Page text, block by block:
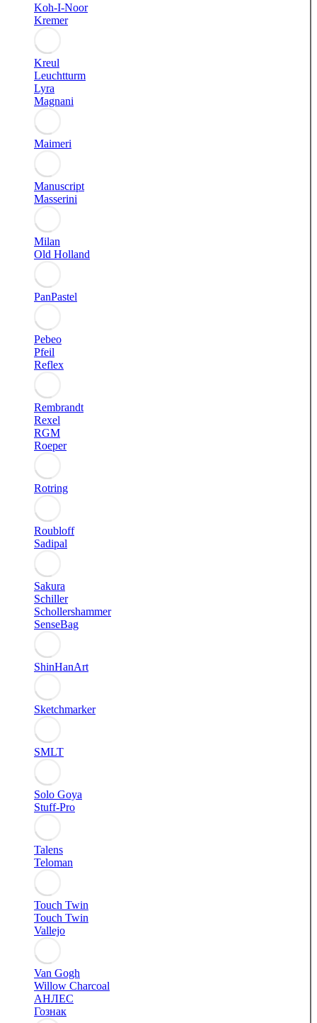
Koh-I-Noor
Kremer
Kreul
Leuchtturm
Lyra
Magnani
Maimeri
Manuscript
Masserini
Milan
Old Holland
PanPastel
Pebeo
Pfeil
Reflex
Rembrandt
Rexel
RGM
Roeper
Rotring
Roubloff
Sadipal
Sakura
Schiller
Schollershammer
SenseBag
ShinHanArt
Sketchmarker
SMLT
Solo Goya
Stuff-Pro
Talens
Teloman
Touch Twin
Touch Twin
Vallejo
Van Gogh
Willow Charcoal
АНЛЕС
Гознак